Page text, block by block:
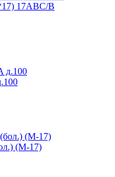
17ABC/B
(М-17)